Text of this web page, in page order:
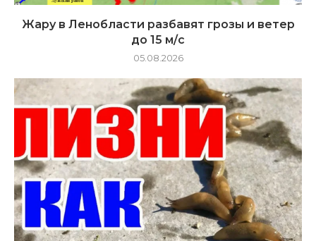
Жару в Ленобласти разбавят грозы и ветер
до 15 м/с
05.08.2026